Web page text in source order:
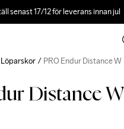
senast 17/12 för leverans innan jul
Distance W
Löparskor PRO Endur Distance W